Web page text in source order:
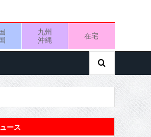
九州
沖縄
在宅
ース